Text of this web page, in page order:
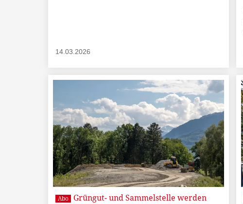
14.03.2026
Abo
Grüngut- und Sammelstelle werden